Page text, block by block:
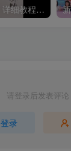
2025抖音图文带货：详细教程，账号装修定位，素材获取技巧，挂车变现方法…
请登录后发表评论
登录